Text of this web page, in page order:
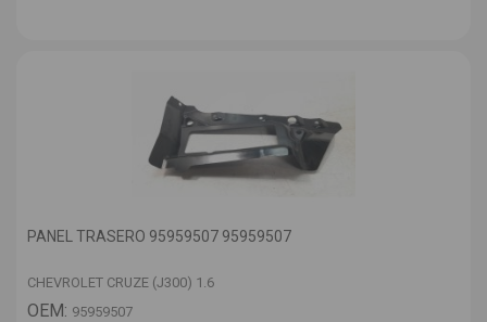
PANEL TRASERO 95959507 95959507
CHEVROLET CRUZE (J300) 1.6
OEM: 95959507